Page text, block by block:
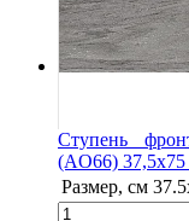
Ступень
(AO66) 37,5x75
Размер, см